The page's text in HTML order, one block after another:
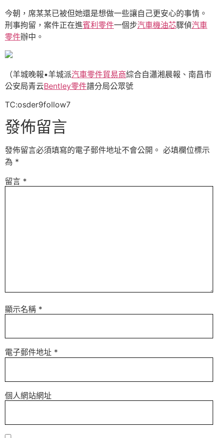
今朝，席某某已被但她還是想做一些讓自己更安心的事情。
刑事拘留，案件正在進賓利零件一個步汽車機油芯驟偵汽車
零件辦中。
（羊城晚報•羊城派汽車零件貿易商綜合自瀟湘晨報、南昌市
公安局青云Bentley零件譜分局公眾號
TC:osder9follow7
發佈留言
發佈留言必須填寫的電子郵件地址不會公開。 必填欄位標示
為 *
留言 *
顯示名稱 *
電子郵件地址 *
個人網站網址